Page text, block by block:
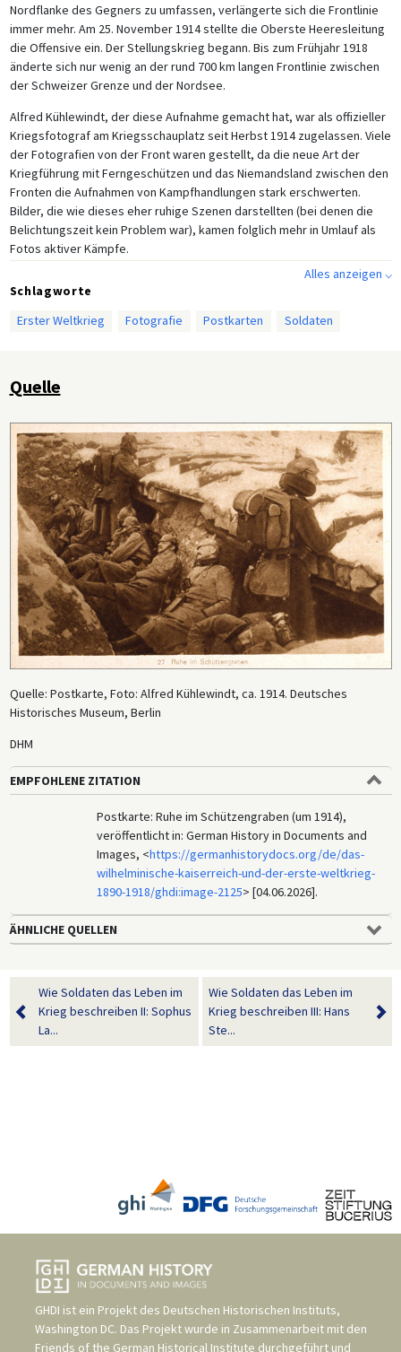
Nordflanke des Gegners zu umfassen, verlängerte sich die Frontlinie
immer mehr. Am 25. November 1914 stellte die Oberste Heeresleitung
die Offensive ein. Der Stellungskrieg begann. Bis zum Frühjahr 1918
änderte sich nur wenig an der rund 700 km langen Frontlinie zwischen
der Schweizer Grenze und der Nordsee.
Alfred Kühlewindt, der diese Aufnahme gemacht hat, war als offizieller
Kriegsfotograf am Kriegsschauplatz seit Herbst 1914 zugelassen. Viele
der Fotografien von der Front waren gestellt, da die neue Art der
Kriegführung mit Ferngeschützen und das Niemandsland zwischen den
Fronten die Aufnahmen von Kampfhandlungen stark erschwerten.
Bilder, die wie dieses eher ruhige Szenen darstellten (bei denen die
Belichtungszeit kein Problem war), kamen folglich mehr in Umlauf als
Fotos aktiver Kämpfe.
Alles anzeigen ⌵
Schlagworte
Erster Weltkrieg
Fotografie Postkarten Soldaten
Quelle
Quelle: Postkarte, Foto: Alfred Kühlewindt, ca. 1914. Deutsches
Historisches Museum, Berlin
DHM
EMPFOHLENE ZITATION
Postkarte: Ruhe im Schützengraben (um 1914),
veröffentlicht in: German History in Documents and
Images, <https://germanhistorydocs.org/de/das-
wilhelminische-kaiserreich-und-der-erste-weltkrieg-
1890-1918/ghdi:image-2125> [04.06.2026].
ÄHNLICHE QUELLEN
Wie Soldaten das Leben im
Krieg beschreiben II: Sophus
La...
Wie Soldaten das Leben im
Krieg beschreiben III: Hans
Ste...
GHDI ist ein Projekt des Deutschen Historischen Instituts,
Washington DC. Das Projekt wurde in Zusammenarbeit mit den
Friends of the German Historical Institute durchgeführt und